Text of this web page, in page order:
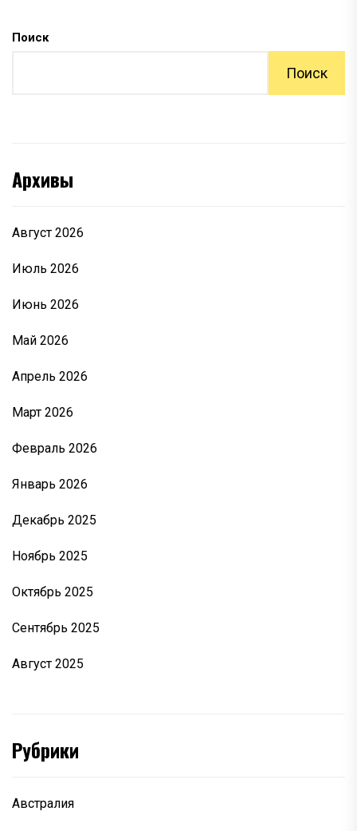
Поиск
Поиск
Архивы
Август 2026
Июль 2026
Июнь 2026
Май 2026
Апрель 2026
Март 2026
Февраль 2026
Январь 2026
Декабрь 2025
Ноябрь 2025
Октябрь 2025
Сентябрь 2025
Август 2025
Рубрики
Австралия